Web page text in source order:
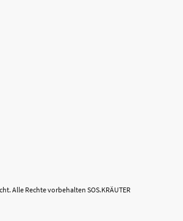
Alle Rechte vorbehalten SOS.KRÄUTER